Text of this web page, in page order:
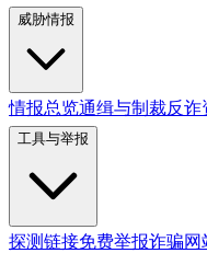
威胁情报
情报总览通缉与制裁反诈
工具与举报
探测链接免费举报诈骗网